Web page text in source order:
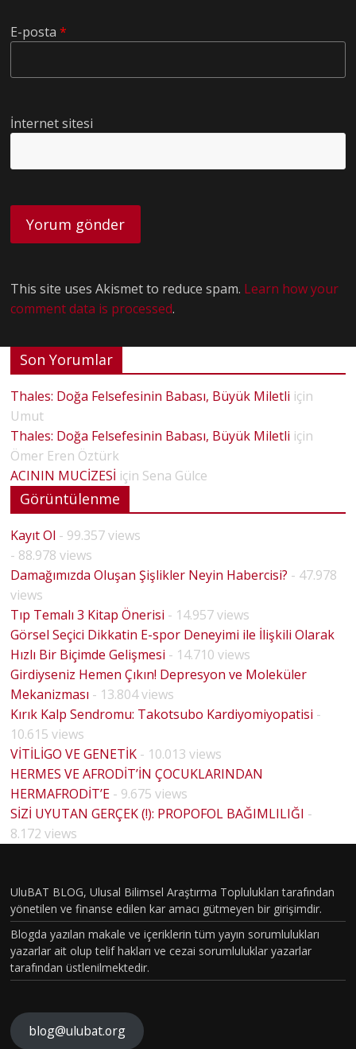
E-posta*
İnternet sitesi
This site uses Akismet to reduce spam. Learn how your
comment data is processed.
Son Yorumlar
Thales: Doğa Felsefesinin Babası, Büyük Miletli için
Umut
Thales: Doğa Felsefesinin Babası, Büyük Miletli için
Ömer Eren Öztürk
ACININ MUCİZESİ için Sena Gülce
Görüntülenme
Kayıt Ol - 99.357 views
- 88.978 views
Damağımızda Oluşan Şişlikler Neyin Habercisi? - 47.978
views
Tıp Temalı 3 Kitap Önerisi - 14.957 views
Görsel Seçici Dikkatin E-spor Deneyimi ile İlişkili Olarak
Hızlı Bir Biçimde Gelişmesi - 14.710 views
Girdiyseniz Hemen Çıkın! Depresyon ve Moleküler
Mekanizması - 13.804 views
Kırık Kalp Sendromu: Takotsubo Kardiyomiyopatisi -
10.615 views
VİTİLİGO VE GENETİK - 10.013 views
HERMES VE AFRODİT’İN ÇOCUKLARINDAN
HERMAFRODİT’E - 9.675 views
SİZİ UYUTAN GERÇEK (!): PROPOFOL BAĞIMLILIĞI -
8.172 views
UluBAT BLOG, Ulusal Bilimsel Araştırma Toplulukları tarafından
yönetilen ve finanse edilen kar amacı gütmeyen bir girişimdir.
Blogda yazılan makale ve içeriklerin tüm yayın sorumlulukları
yazarlar ait olup telif hakları ve cezai sorumluluklar yazarlar
tarafından üstlenilmektedir.
blog@ulubat.org
HOUSE
MD
BÖLÜM
VAKASI
GERÇEK
OLDU :
TÜRKİY